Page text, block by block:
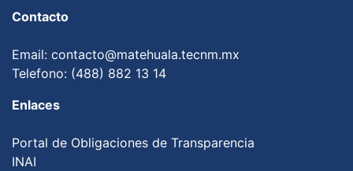
Contacto
Email: contacto@matehuala.tecnm.mx
Telefono: (488) 882 13 14
Enlaces
Portal de Obligaciones de Transparencia
INAI